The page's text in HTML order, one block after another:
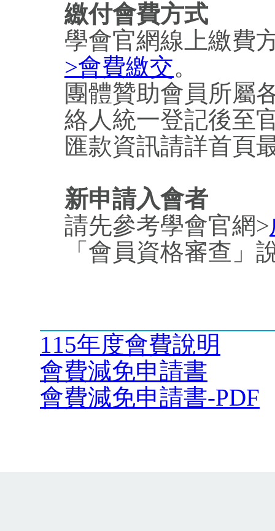
繳付會費方式
學會官網線上繳費
>會費繳交。
團體贊助會員所屬
絡人統一登記後至
匯款資訊請詳首頁
新申請入會者
請先參考學會官網>
「會員資格審查」
115年度會費說明
會費減免申請書
會費減免申請書-PDF